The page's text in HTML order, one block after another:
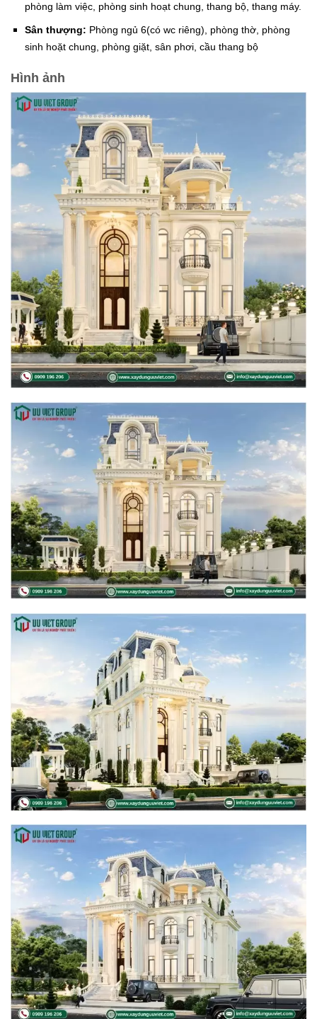
phòng làm việc, phòng sinh hoạt chung, thang bộ, thang máy.
Sân thượng: Phòng ngủ 6(có wc riêng), phòng thờ, phòng
sinh hoặt chung, phòng giặt, sân phơi, cầu thang bộ
Hình ảnh